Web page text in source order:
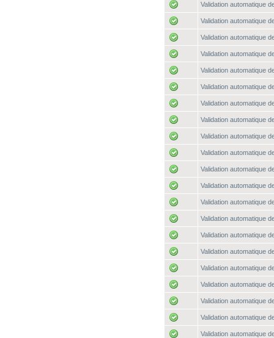
Validation automatique
Validation automatique
Validation automatique
Validation automatique
Validation automatique
Validation automatique
Validation automatique
Validation automatique
Validation automatique
Validation automatique
Validation automatique
Validation automatique
Validation automatique
Validation automatique
Validation automatique
Validation automatique
Validation automatique
Validation automatique
Validation automatique
Validation automatique
Validation automatique